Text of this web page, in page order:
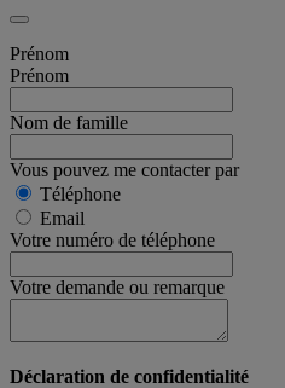
Prénom
Prénom
Nom de famille
Vous pouvez me contacter par
Téléphone
Email
Votre numéro de téléphone
Votre demande ou remarque
Déclaration de confidentialité